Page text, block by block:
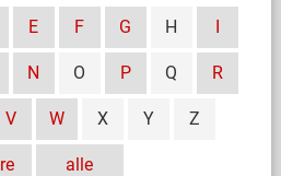
alle
E F G H I
N O P Q R
V W X Y Z